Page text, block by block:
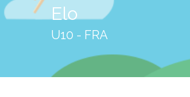
Elo
U10 - FRA